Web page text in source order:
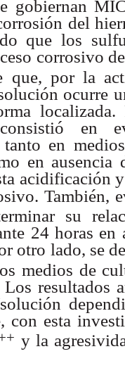
gobiernan
del
que los
corrosivo
que, por la
ocurre
consistió en
tanto en
en
acidificación
También,
su
24 horas en
otro lado, se
medios de
resultados
con esta
y la